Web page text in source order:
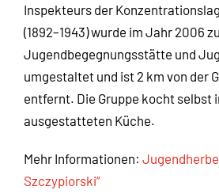
Inspekteurs der
(1892–1943) wurde im Jahr 2006
Jugendbegegnungsstätte und
umgestaltet und ist 2 km von der
entfernt. Die Gruppe kocht selbst
ausgestatteten Küche.
Mehr Informationen:
Szczypiorski“